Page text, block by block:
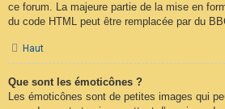
ce forum. La majeure partie de la mise en
du code HTML peut être remplacée par du
Haut
Que sont les émoticônes ?
Les émoticônes sont de petites images qui